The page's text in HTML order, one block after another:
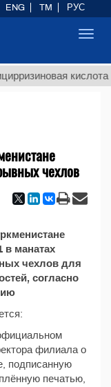
кислота
чехлов
в манатах
чехлов для
согласно
филиала о
подписанную
печатью,
ENG TM РУС